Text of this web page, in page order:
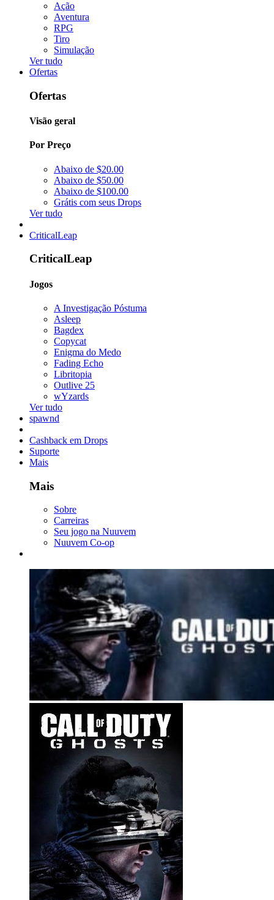
Ação
Aventura
RPG
Tiro
Simulação
Ver tudo
Ofertas
Ofertas
Visão geral
Por Preço
Abaixo de $20.00
Abaixo de $50.00
Abaixo de $100.00
Grátis com seus Drops
Ver tudo
CriticalLeap
CriticalLeap
Jogos
A Investigação Póstuma
Asleep
Bagdex
Copycat
Enigma do Medo
Fading Echo
Libritopia
Outlive 25
wYzards
Ver tudo
spawnd
Cashback em Drops
Suporte
Mais
Mais
Sobre
Carreiras
Seu jogo na Nuuvem
Nuuvem Co-op